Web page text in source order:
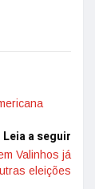
Leia a seguir
Valinhos já
eleições